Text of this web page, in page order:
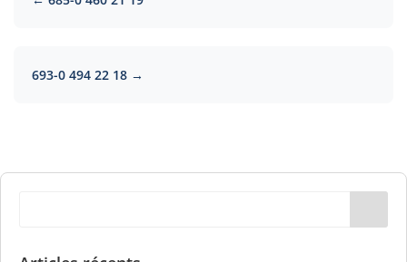
693-0 494 22 18 →